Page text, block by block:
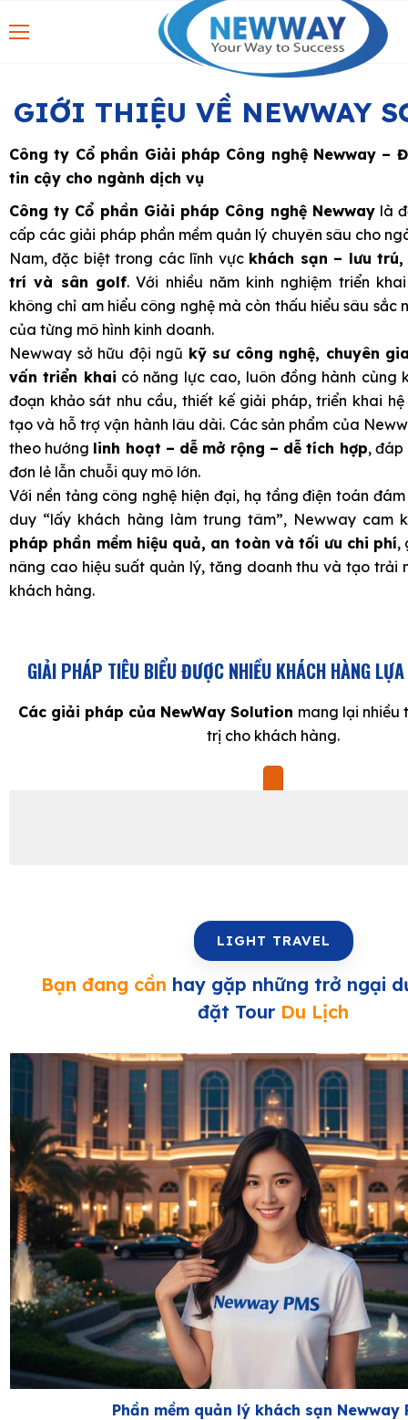
GIỚI THIỆU VỀ NEWWAY
Công ty Cổ phần Giải pháp Công nghệ Newway –
tin cậy cho ngành dịch vụ
Công ty Cổ phần Giải pháp Công nghệ Newwaylà
cấp các giải pháp phần mềm quản lý chuyên sâu cho
Nam, đặc biệt trong các lĩnh vực khách sạn – lưu
trí và sân golf. Với nhiều năm kinh nghiệm triển
không chỉ am hiểu công nghệ mà còn thấu hiểu sâu sắc
của từng mô hình kinh doanh.
Newway sở hữu đội ngũ kỹ sư công nghệ, chuyên
vấn triển khai có năng lực cao, luôn đồng hành cùng
đoạn khảo sát nhu cầu, thiết kế giải pháp, triển khai
tạo và hỗ trợ vận hành lâu dài. Các sản phẩm của
theo hướng linh hoạt – dễ mở rộng – dễ tích hợp, đáp
đơn lẻ lẫn chuỗi quy mô lớn.
Với nền tảng công nghệ hiện đại, hạ tầng điện toán
duy “lấy khách hàng làm trung tâm”, Newway cam
pháp phần mềm hiệu quả, an toàn và tối ưu chi phí,
nâng cao hiệu suất quản lý, tăng doanh thu và tạo trải
khách hàng.
GIẢI PHÁP TIÊU BIỂU ĐƯỢC NHIỀU KHÁCH HÀNG
Các giải pháp của NewWay Solution mang lại nhiều
trị cho khách hàng.
LIGHT TRAVEL
Bạn đang cần hay gặp những trở ngại
đặt Tour Du Lịch
Phần mềm quản lý khách sạn Newway